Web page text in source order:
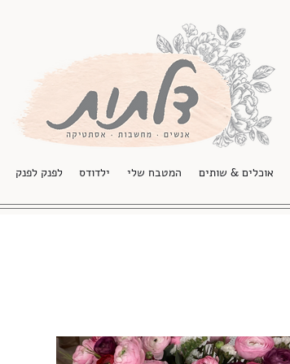
אוכלים & שותים המטבח שלי ילדודס לפנק לפנק